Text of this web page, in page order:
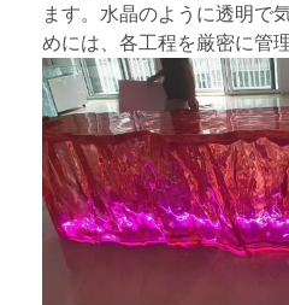
ます。水晶のように透明で
めには、各工程を厳密に管